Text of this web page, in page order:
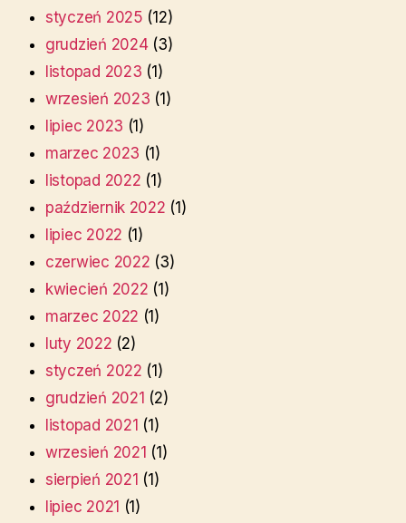
styczeń 2025 (12)
grudzień 2024(3)
listopad 2023 (1)
wrzesień 2023 (1)
lipiec 2023 (1)
marzec 2023 (1)
listopad 2022 (1)
październik 2022 (1)
lipiec 2022 (1)
czerwiec 2022 (3)
kwiecień 2022 (1)
marzec 2022 (1)
luty 2022 (2)
styczeń 2022 (1)
grudzień 2021 (2)
listopad 2021 (1)
wrzesień 2021 (1)
sierpień 2021 (1)
lipiec 2021 (1)